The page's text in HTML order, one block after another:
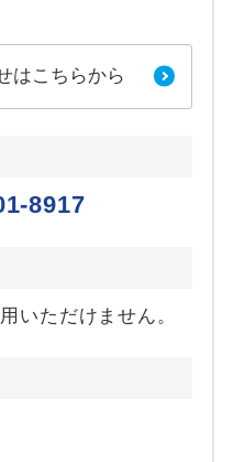
はこちらから
8917
いただけません。